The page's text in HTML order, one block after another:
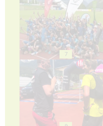
7